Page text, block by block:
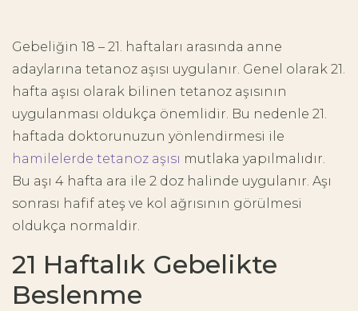
Gebeliğin 18 – 21. haftaları arasında anne
adaylarına tetanoz aşısı uygulanır. Genel olarak 21.
hafta aşısı olarak bilinen tetanoz aşısının
uygulanması oldukça önemlidir. Bu nedenle 21.
haftada doktorunuzun yönlendirmesi ile
hamilelerde tetanoz aşısı mutlaka yapılmalıdır.
Bu aşı 4 hafta ara ile 2 doz halinde uygulanır. Aşı
sonrası hafif ateş ve kol ağrısının görülmesi
oldukça normaldir.
21 Haftalık Gebelikte
Beslenme